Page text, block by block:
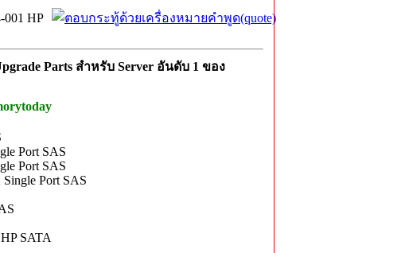
HP
Parts สำหรับ Server อันดับ 1 ของ
Port SAS
Port SAS
Port SAS
SATA